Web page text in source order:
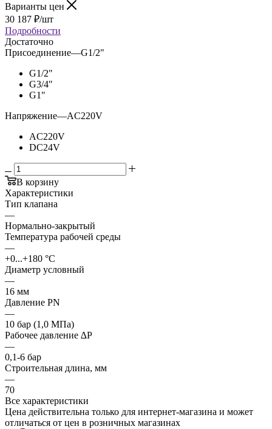
Варианты цен
30 187 ₽/шт
Подробности
Достаточно
Присоединение—G1/2"
G1/2"
G3/4"
G1"
Напряжение—AC220V
AC220V
DC24V
В корзину
Характеристики
Тип клапана
—
Нормально-закрытый
Температура рабочей среды
—
+0...+180 °С
Диаметр условный
—
16 мм
Давление PN
—
10 бар (1,0 МПа)
Рабочее давление ∆P
—
0,1-6 бар
Строительная длина, мм
—
70
Все характеристики
Цена действительна только для интернет-магазина и может
отличаться от цен в розничных магазинах